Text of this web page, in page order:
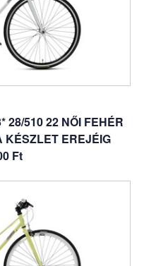
28/510 22 NŐI FEHÉR
KÉSZLET EREJÉIG
Ft